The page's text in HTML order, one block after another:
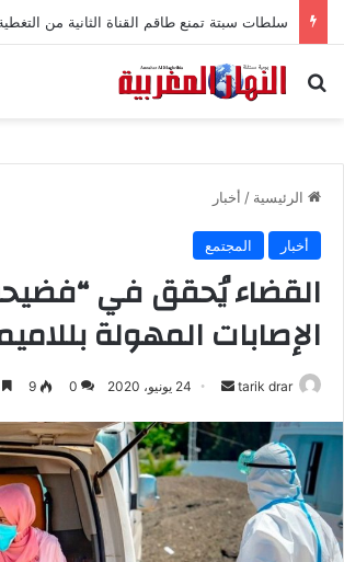
سلطات سبتة تمنع طاقم القناة الثانية من التغطية
بحث عن
الرئيسية / أخبار
أخبار المجتمع
القضاء يُحقق في
الإصابات المهولة
tarik drar
س
ل
ر
ي
24 يونيو، 2020 0
9